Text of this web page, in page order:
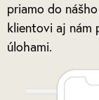
priamo do
klientovi aj nám
úlohami.